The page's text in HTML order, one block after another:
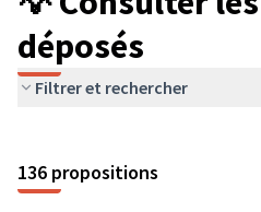
déposés
Filtrer et rechercher
136 propositions